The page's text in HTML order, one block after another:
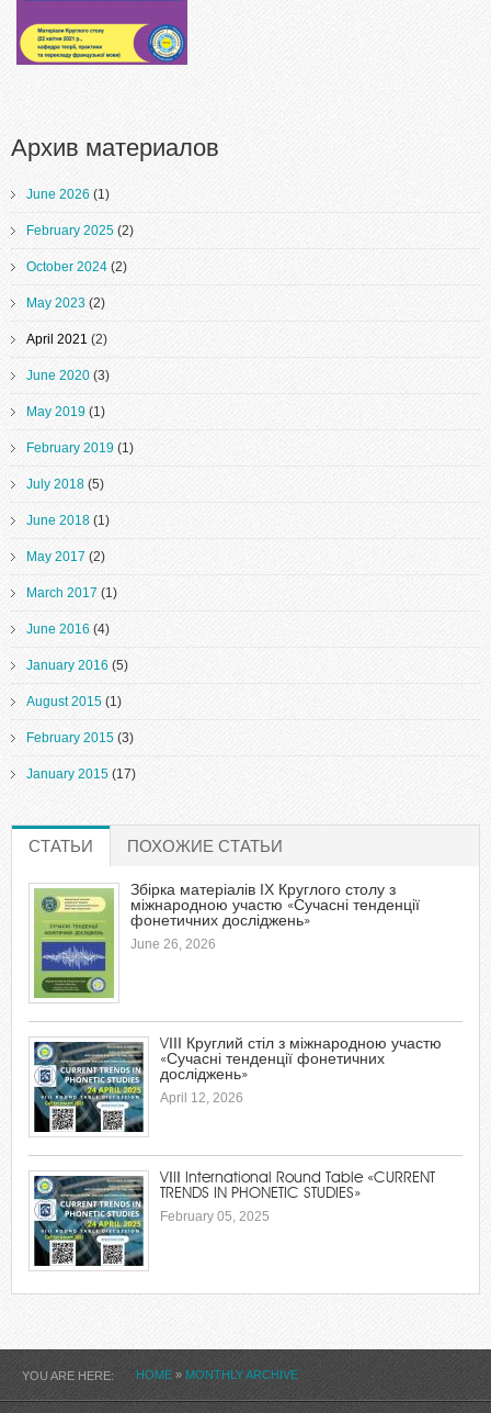
Архив материалов
June 2026 (1)
February 2025 (2)
October 2024 (2)
May 2023 (2)
April 2021 (2)
June 2020 (3)
May 2019 (1)
February 2019 (1)
July 2018 (5)
June 2018 (1)
May 2017 (2)
March 2017 (1)
June 2016 (4)
January 2016 (5)
August 2015 (1)
February 2015 (3)
January 2015 (17)
СТАТЬИ (ACTIVE TAB)
ПОХОЖИЕ СТАТЬИ
Збірка матеріалів ІХ Круглого столу з
міжнародною участю «Сучасні тенденції
фонетичних досліджень»
June 26, 2026
VІІІ Круглий стіл з міжнародною участю
«Сучасні тенденції фонетичних
досліджень»
April 12, 2026
VІIІ International Round Table «CURRENT
TRENDS IN PHONETIC STUDIES»
February 05, 2025
YOU ARE HERE HOME » MONTHLY ARCHIVE